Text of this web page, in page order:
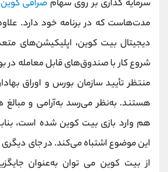
سرمایه‌ گذاری بر روی سهام صرافی
مدت‌هاست که در برنامه خود دارد.
دیجیتال بیت کوین، اپلیکیشن‌های
شروع کار با صندوق‌های قابل‌ معامله در
هستند. به‌نظر می‌رسد به‌آرامی و
هم وارد بازی بیت کوین شده است،
این موضوع اشتباه می‌کند. در جای دیگری
از بیت کوین می توان به‌عنوان